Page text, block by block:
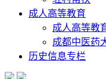
成人高等教育
成人高等教
成都中医药
历史信息专栏